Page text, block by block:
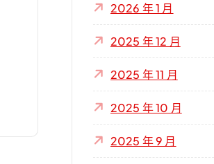
2026 年 1 月
2025 年 12 月
2025 年 11 月
2025 年 10 月
2025 年 9 月